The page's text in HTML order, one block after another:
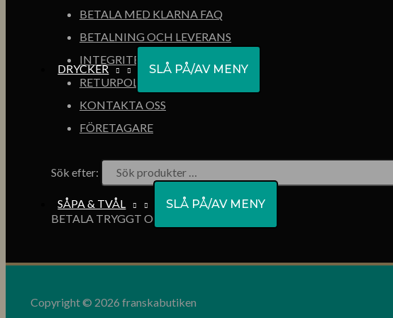
DRYCKER SLÅ PÅ/AV MENY
SÅPA & TVÅL SLÅ PÅ/AV MENY
BETALA MED KLARNA FAQ
BETALNING OCH LEVERANS
INTEGRITETSPOLICY
RETURPOLICY
KONTAKTA OSS
FÖRETAGARE
Sök efter:
BETALA TRYGGT OCH ENKELT
Copyright © 2026 franskabutiken